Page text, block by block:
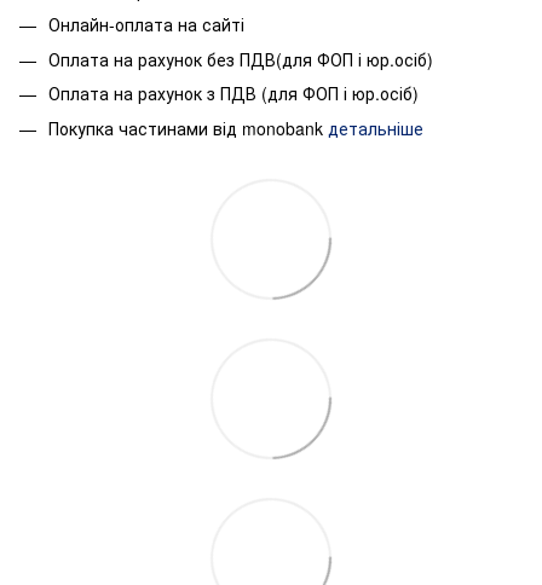
Онлайн-оплата на сайті
Оплата на рахунок без ПДВ(для ФОП і юр.осіб)
Оплата на рахунок з ПДВ (для ФОП і юр.осіб)
Покупка частинами від monobank детальніше